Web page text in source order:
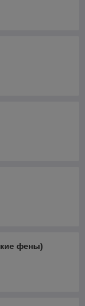
фены)